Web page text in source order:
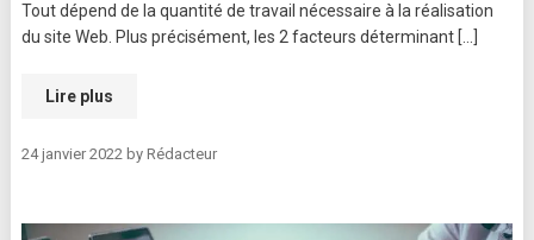
Tout dépend de la quantité de travail nécessaire à la réalisation
du site Web. Plus précisément, les 2 facteurs déterminant […]
Lire plus
24 janvier 2022by Rédacteur